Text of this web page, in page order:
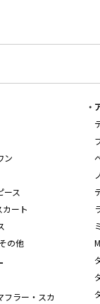
ン
ース
カート
の他
フラー・スカ